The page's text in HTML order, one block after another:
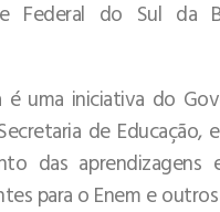
Federal do Sul da
é uma iniciativa do
de Educação,
das aprendizagens
para o Enem e